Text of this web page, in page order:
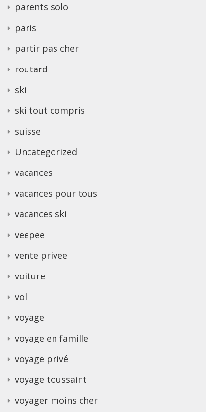
parents solo
paris
partir pas cher
routard
ski
ski tout compris
suisse
Uncategorized
vacances
vacances pour tous
vacances ski
veepee
vente privee
voiture
vol
voyage
voyage en famille
voyage privé
voyage toussaint
voyager moins cher